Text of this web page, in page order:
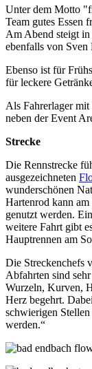
Unter dem Motto
Team gutes Essen
Am Abend steigt
ebenfalls von
Ebenso ist für
für leckere
Als Fahrerlager
neben der Event
Strecke
Die Rennstrecke
ausgezeichneten
wunderschönen
Hartenrod kann
genutzt werden.
weitere Fahrt gibt
Hauptrennen am
Die Streckenchefs
Abfahrten sind
Wurzeln, Kurven,
Herz begehrt.
schwierigen
werden.“